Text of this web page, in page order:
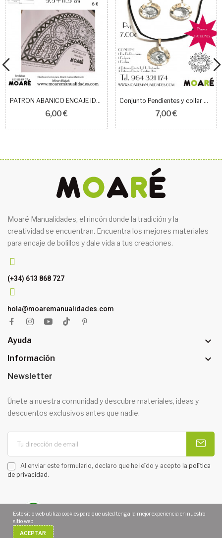
PATRON ABANICO ENCAJE IDRIJA REF 1005
6,00 €
Conjunto Pendientes y collar ÓRBITA
7,00 €
Moaré Manualidades, el rincón donde la tradición y la
creatividad se encuentran. Encuentra los mejores materiales
para encaje de bolillos y dale vida a tus creaciones.
(+34) 613 868 727
hola@moaremanualidades.com
Ayuda 
Información 
Newsletter
Únete a nuestra comunidad y descubre materiales, ideas y
descuentos exclusivos antes que nadie.
Al enviar este formulario, declaro que he leído y acepto la política
de privacidad .
Copyright 2026 © MOARÉ MANUALIDADES. Todos los derechos
reservados. | Diseño web
¿Necesitas Ayuda?
Este sitio web utiliza cookies para que usted tenga la mejor experiencia en nuestro
sitio web
ACEPTAR